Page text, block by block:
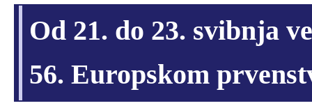
Od 21. do 23. svibnja
56. Europskom